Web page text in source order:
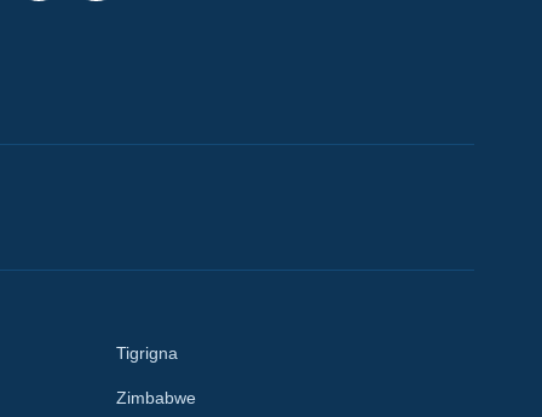
Tigrigna
Zimbabwe